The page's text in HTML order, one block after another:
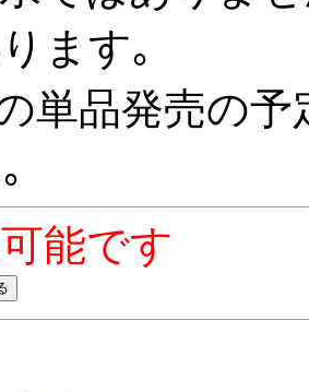
ます｡
単品発売の
能です